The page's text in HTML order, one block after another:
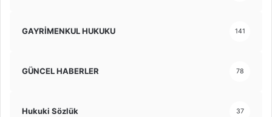
GAYRİMENKUL HUKUKU 141
GÜNCEL HABERLER 78
Hukuki Sözlük 37